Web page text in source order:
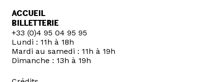
ACCUEIL
BILLETTERIE
+33 (0)4 95 04 95 95
Lundi : 11h à 18h
Mardi au samedi : 11h à 19h
Dimanche : 13h à 19h